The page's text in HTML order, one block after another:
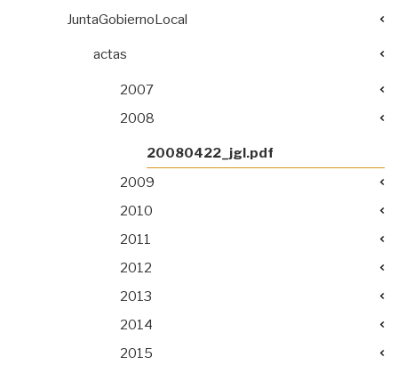
JuntaGobiernoLocal
actas
2007
2008
20080422_jgl.pdf
2009
2010
2011
2012
2013
2014
2015